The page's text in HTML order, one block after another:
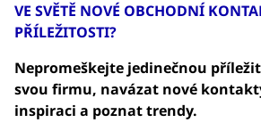
VE SVĚTĚ NOVÉ OBCHODNÍ
PŘÍLEŽITOSTI?
Nepromeškejte jedinečnou
svou firmu, navázat nové
inspiraci a poznat trendy.